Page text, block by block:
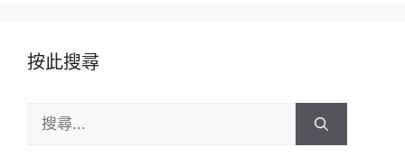
按此搜尋
尋: